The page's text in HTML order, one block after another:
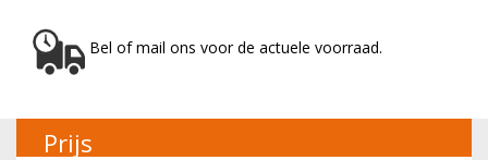
Bel of mail ons voor de actuele voorraad.
Prijs